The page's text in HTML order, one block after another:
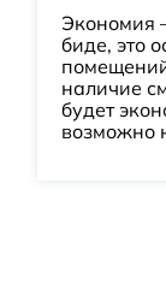
Экономия
биде, это
наличие
будет
возможно